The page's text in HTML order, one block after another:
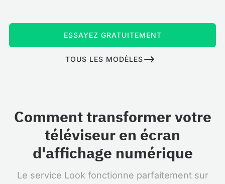
ESSAYEZ GRATUITEMENT
TOUS LES MODÈLES
Comment transformer votre
téléviseur en écran
d'affichage numérique
Le service Look fonctionne parfaitement sur